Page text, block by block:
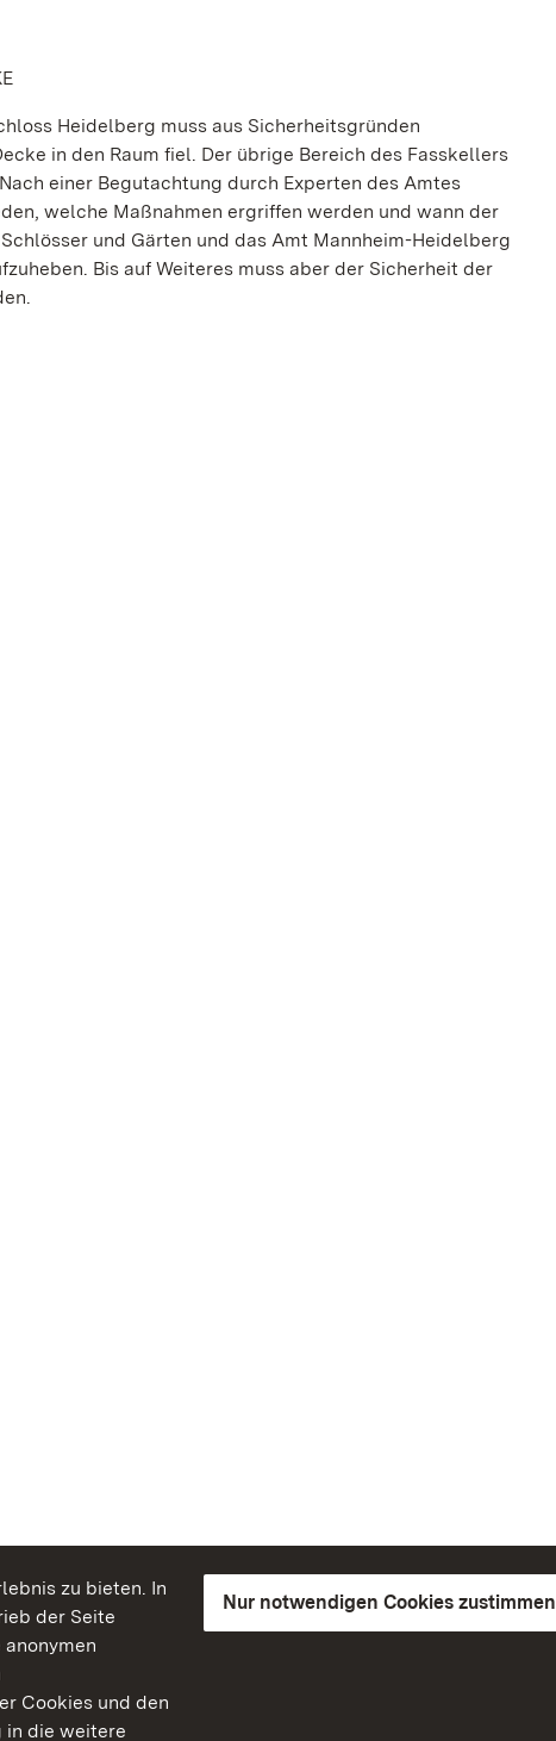
zu bieten. In
der Seite
Cookies und den
in die weitere
Nur notwendigen Cookies zustimmen
Heidelberg muss aus Sicherheitsgründen
in den Raum fiel. Der übrige Bereich des Fasskellers
einer Begutachtung durch Experten des Amtes
welche Maßnahmen ergriffen werden und wann der
und Gärten und das Amt Mannheim-Heidelberg
Bis auf Weiteres muss aber der Sicherheit der